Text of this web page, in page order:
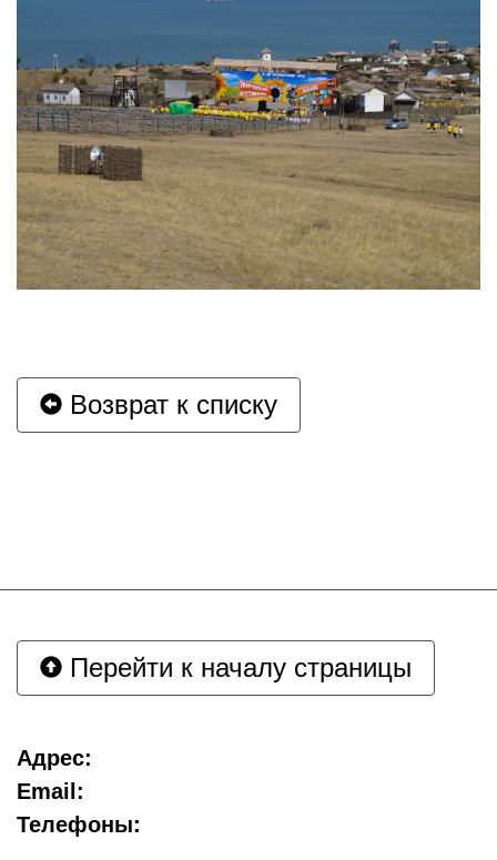
Возврат к списку
Перейти к началу страницы
Адрес:
Email:
Телефоны: